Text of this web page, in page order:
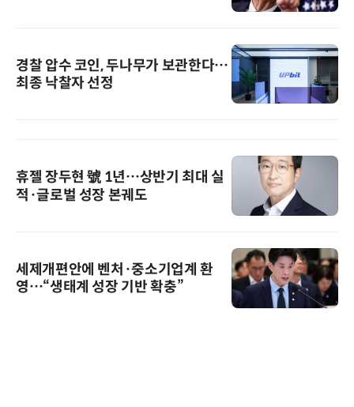
경찰 압수 코인, 두나무가 보관한다…
최종 낙찰자 선정
휴젤 장두현 號 1년…상반기 최대 실
적·글로벌 성장 본궤도
세제개편안에 벤처·중소기업계 환
영…“생태계 성장 기반 확충”